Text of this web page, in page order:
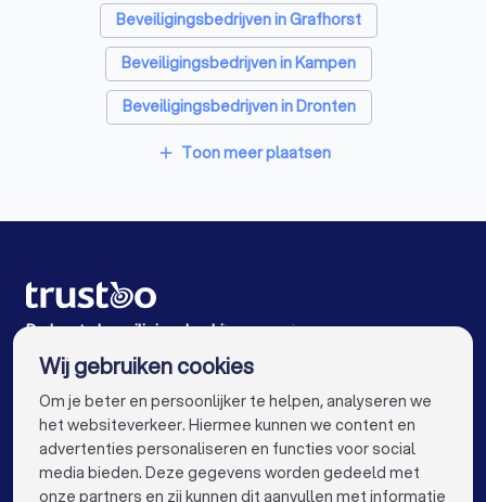
Accountants in Emmeloord
Beveiligingsbedrijven in Grafhorst
Beveiligingsbedrijven in Kampen
Beveiligingsbedrijven in Dronten
Beveiligingsbedrijven in IJsselmuiden
Beveiligingsbedrijven in 's-Heerenbroek
Beveiligingsbedrijven in Amsterdam
Beveiligingsbedrijven in Rotterdam
Beveiligingsbedrijven in Den Haag
Beveiligingsbedrijven in Utrecht
add Toon meer plaatsen
De beste beveiligingsbedrijven voor jou
Wij gebruiken cookies
Om je beter en persoonlijker te helpen, analyseren we
het websiteverkeer. Hiermee kunnen we content en
advertenties personaliseren en functies voor social
media bieden. Deze gegevens worden gedeeld met
onze partners en zij kunnen dit aanvullen met informatie